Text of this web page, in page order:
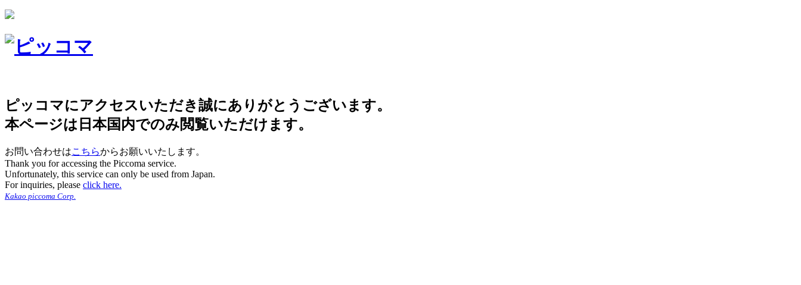
ピッコマにアクセスいただき誠にありがとうございます。
本ページは日本国内でのみ閲覧いただけます。
お問い合わせはこちらからお願いいたします。
Thank you for accessing the Piccoma service.
Unfortunately, this service can only be used from Japan.
For inquiries, please click here.
Kakao piccoma Corp.